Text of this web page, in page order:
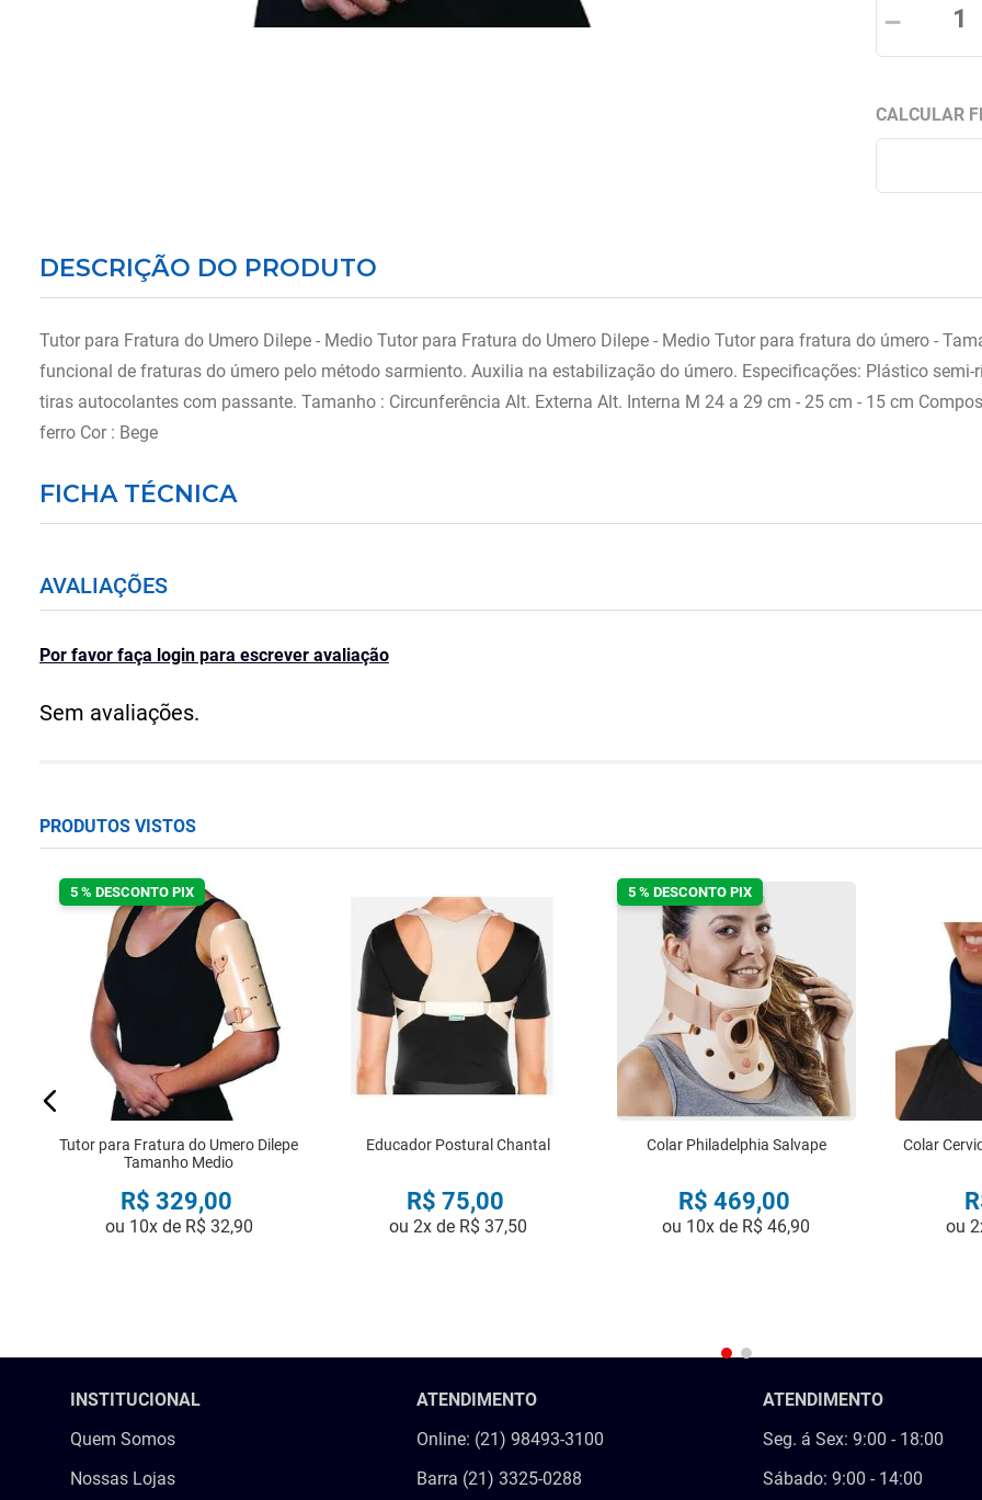
－
DESCRIÇÃO DO PRODUTO
Tutor para Fratura do Umero Dilepe - Medio Tutor para Fratura do Umero Dilepe - Medio Tutor para fratura do úmero -
funcional de fraturas do úmero pelo método sarmiento. Auxilia na estabilização do úmero. Especificações: Plástico
tiras autocolantes com passante. Tamanho : Circunferência Alt. Externa Alt. Interna M 24 a 29 cm - 25 cm - 15 cm
ferro Cor : Bege
FICHA TÉCNICA
AVALIAÇÕES
Por favor faça login para escrever avaliação
Sem avaliações.
PRODUTOS VISTOS
5 % DESCONTO PIX
Tutor para Fratura do Umero Dilepe
Tamanho Medio
R$ 329,00
ou 10x de R$ 32,90
Educador Postural Chantal
R$ 75,00
ou 2x de R$ 37,50
5 % DESCONTO PIX
Colar Philadelphia Salvape
R$ 469,00
ou 10x de R$ 46,90
Colar
ou2
INSTITUCIONAL
Quem Somos
Nossas Lojas
ATENDIMENTO
Online: (21) 98493-3100
Barra (21) 3325-0288
ATENDIMENTO
Seg. á Sex: 9:00 - 18:00
Sábado: 9:00 - 14:00